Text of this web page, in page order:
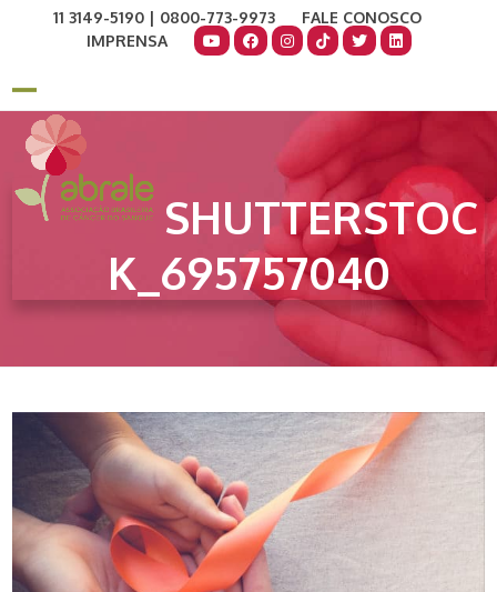
11 3149-5190 | 0800-773-9973
FALE CONOSCO
IMPRENSA
Open
mobile
menu
Close
mobile
menu
SHUTTERSTOC
K_695757040